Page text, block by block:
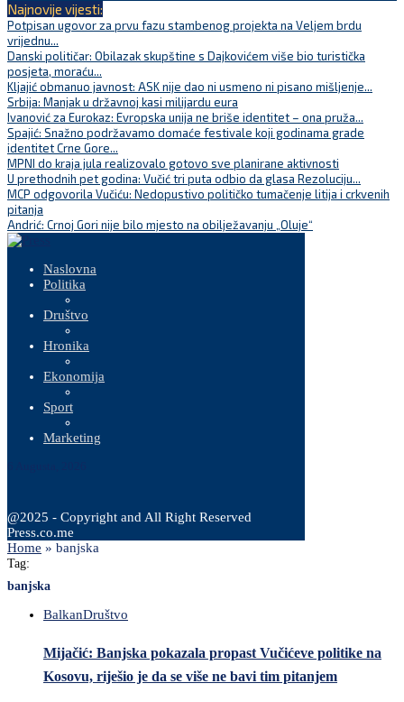
Najnovije vijesti:
Potpisan ugovor za prvu fazu stambenog projekta na Veljem brdu
vrijednu...
Danski političar: Obilazak skupštine s Dajkovićem više bio turistička
posjeta, moraću...
Kljajić obmanuo javnost: ASK nije dao ni usmeno ni pisano mišljenje...
Srbija: Manjak u državnoj kasi milijardu eura
Ivanović za Eurokaz: Evropska unija ne briše identitet – ona pruža...
Spajić: Snažno podržavamo domaće festivale koji godinama grade
identitet Crne Gore...
MPNI do kraja jula realizovalo gotovo sve planirane aktivnosti
U prethodnih pet godina: Vučić tri puta odbio da glasa Rezoluciju...
MCP odgovorila Vučiću: Nedopustivo političko tumačenje litija i crkvenih
pitanja
Andrić: Crnoj Gori nije bilo mjesto na obilježavanju „Oluje“
Naslovna
Politika
Društvo
Hronika
Ekonomija
Sport
Marketing
@2025 - Copyright and All Right Reserved
Press.co.me
Home » banjska
Tag:
banjska
BalkanDruštvo
Mijačić: Banjska pokazala propast Vučićeve politike na
Kosovu, riješio je da se više ne bavi tim pitanjem